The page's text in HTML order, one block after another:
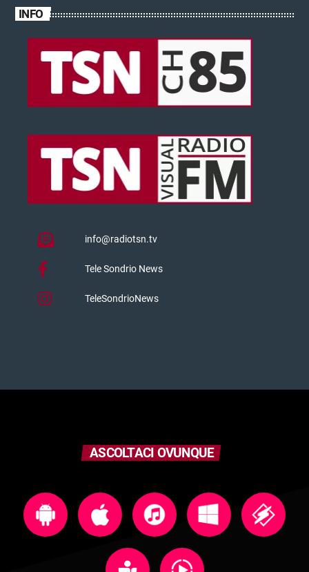
INFO
info@radiotsn.tv
Tele Sondrio News
TeleSondrioNews
ASCOLTACI OVUNQUE